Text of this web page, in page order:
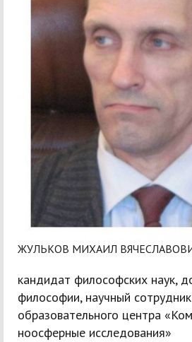
ЖУЛЬКОВ МИХАИЛ
кандидат философских наук,
философии, научный
образовательного центра
ноосферные исследования»